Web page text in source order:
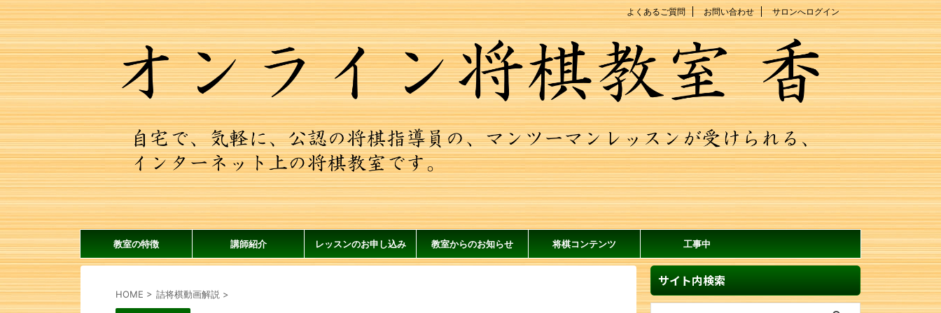
よくあるご質問 お問い合わせ サロンへログイン
教室の特徴 講師紹介 レッスンのお申し込み 教室からのお知らせ 将棋コンテンツ 工事中
HOME > 詰将棋動画解説 >
サイト内検索